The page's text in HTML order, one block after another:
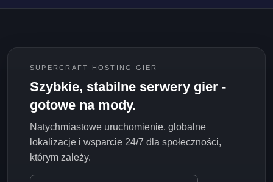
SUPERCRAFT HOSTING GIER
Szybkie, stabilne serwery gier -
gotowe na mody.
Natychmiastowe uruchomienie, globalne
lokalizacje i wsparcie 24/7 dla społeczności,
którym zależy.